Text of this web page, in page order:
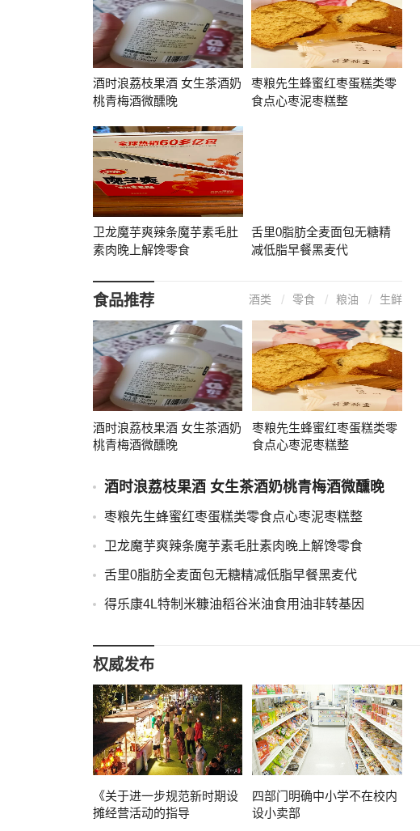
酒时浪荔枝果酒 女生茶酒奶
桃青梅酒微醺晚
枣粮先生蜂蜜红枣蛋糕类零
食点心枣泥枣糕整
卫龙魔芋爽辣条魔芋素毛肚
素肉晚上解馋零食
舌里0脂肪全麦面包无糖精
减低脂早餐黑麦代
食品推荐 酒类 零食 粮油 生鲜
酒时浪荔枝果酒 女生茶酒奶
桃青梅酒微醺晚
枣粮先生蜂蜜红枣蛋糕类零
食点心枣泥枣糕整
酒时浪荔枝果酒 女生茶酒奶桃青梅酒微醺晚
枣粮先生蜂蜜红枣蛋糕类零食点心枣泥枣糕整
卫龙魔芋爽辣条魔芋素毛肚素肉晚上解馋零食
舌里0脂肪全麦面包无糖精减低脂早餐黑麦代
得乐康4L特制米糠油稻谷米油食用油非转基因
权威发布
《关于进一步规范新时期设
摊经营活动的指导
四部门明确中小学不在校内
设小卖部